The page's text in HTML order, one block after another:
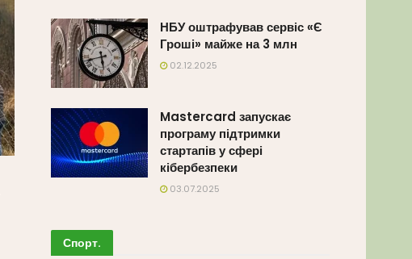
НБУ оштрафував сервіс «Є
Гроші» майже на 3 млн
02.12.2025
Mastercard запускає
програму підтримки
стартапів у сфері
кібербезпеки
03.07.2025
Спорт.